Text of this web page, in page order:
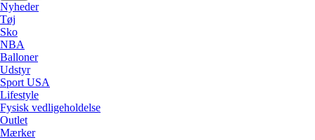
Nyheder
Tøj
Sko
NBA
Balloner
Udstyr
Sport USA
Lifestyle
Fysisk vedligeholdelse
Outlet
Mærker